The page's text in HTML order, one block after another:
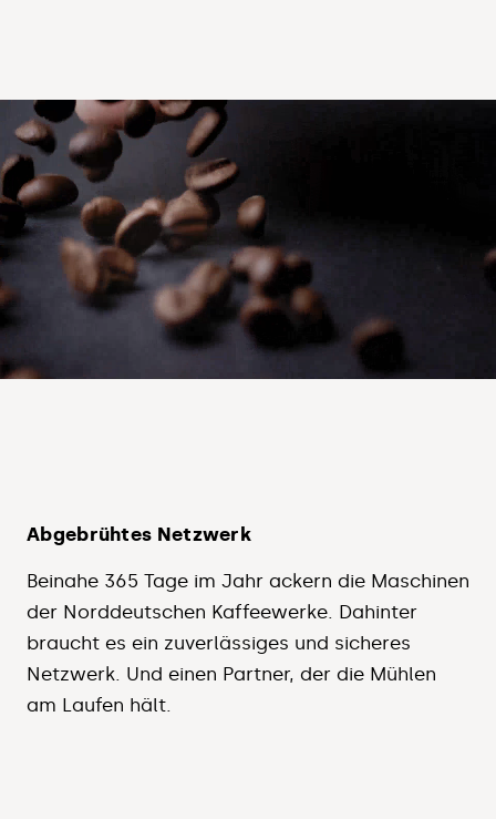
Abgebrühtes Netzwerk
Beinahe 365 Tage im Jahr ackern die Maschinen
der Norddeutschen Kaffeewerke. Dahinter
braucht es ein zuverlässiges und sicheres
Netzwerk. Und einen Partner, der die Mühlen
am Laufen hält.